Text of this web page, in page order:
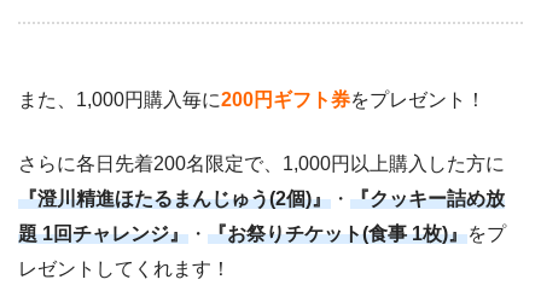
また、1,000円購入毎に200円ギフト券をプレゼント！
さらに各日先着200名限定で、1,000円以上購入した方に
『澄川精進ほたるまんじゅう(2個)』 ・ 『クッキー詰め放
題 1回チャレンジ』 ・ 『お祭りチケット(食事 1枚)』をプ
レゼントしてくれます！